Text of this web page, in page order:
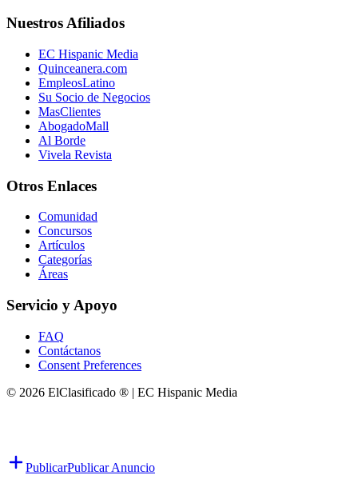
Nuestros Afiliados
EC Hispanic Media
Quinceanera.com
EmpleosLatino
Su Socio de Negocios
MasClientes
AbogadoMall
Al Borde
Vivela Revista
Otros Enlaces
Comunidad
Concursos
Artículos
Categorías
Áreas
Servicio y Apoyo
FAQ
Contáctanos
Consent Preferences
© 2026 ElClasificado ® | EC Hispanic Media
PublicarPublicar Anuncio